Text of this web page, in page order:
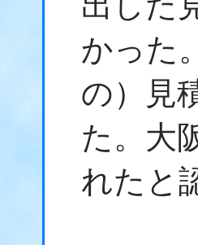
かった
の）見
た。大
れたと